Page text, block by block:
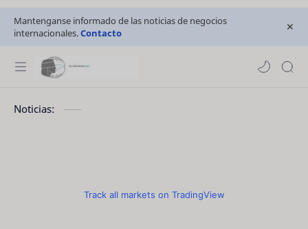
Mantenganse informado de las noticias de negocios
internacionales.Contacto
Noticias:
Track all markets on TradingView